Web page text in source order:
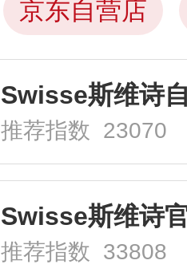
京东自营店
Swisse斯维诗
推荐指数 23070
Swisse斯维诗
推荐指数 33808